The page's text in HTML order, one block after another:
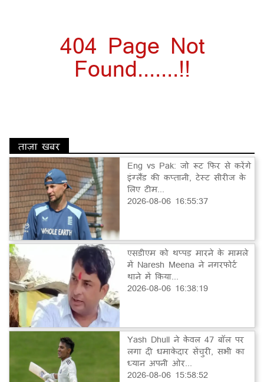
404 Page Not
Found.......!!
ताज़ा खबर
Eng vs Pak: जो रूट फिर से करेंगे
इंग्लैंड की कप्तानी, टेस्ट सीरीज के
लिए टीम...
2026-08-06 16:55:37
एसडीएम को थप्पड़ मारने के मामले
में Naresh Meena ने नगरफोर्ट
थाने में किया...
2026-08-06 16:38:19
Yash Dhull ने केवल 47 बॉल पर
लगा दी धमाकेदार सेंचुरी, सभी का
ध्यान अपनी ओर...
2026-08-06 15:58:52